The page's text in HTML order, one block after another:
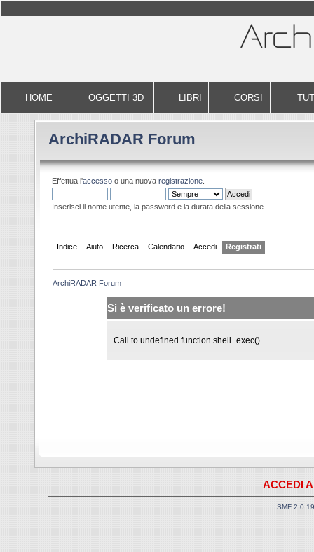
HOME OGGETTI 3D LIBRI CORSI
ArchiRADAR Forum
Effettua l'accesso o una nuova registrazione.
Inserisci il nome utente, la password e la durata della sessione.
Indice Aiuto Ricerca Calendario Accedi Registrati
ArchiRADAR Forum
Si è verificato un errore!
Call to undefined function shell_exec()
ACCEDI
SMF 2.0.19